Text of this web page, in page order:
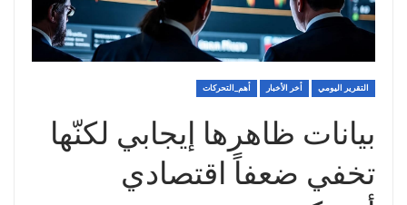
التقرير اليومي أخر الأخبار أهم_التحركات
بيانات ظاهرها إيجابي لكنّها
تخفي ضعفاً اقتصادي